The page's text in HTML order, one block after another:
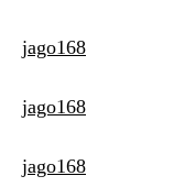
jago168
jago168
jago168